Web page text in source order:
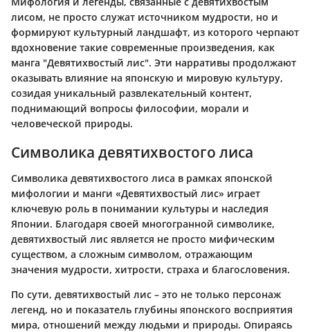
лисом, не просто служат источником мудрости, но и
формируют культурный ландшафт, из которого черпают
вдохновение такие современные произведения, как
манга "Девятихвостый лис". Эти нарративы продолжают
оказывать влияние на японскую и мировую культуру,
созидая уникальный развлекательный контент,
поднимающий вопросы философии, морали и
человеческой природы.
Символика девятихвостого лиса
Символика девятихвостого лиса в рамках японской
мифологии и манги «Девятихвостый лис» играет
ключевую роль в понимании культуры и наследия
Японии. Благодаря своей многогранной символике,
девятихвостый лис является не просто мифическим
существом, а сложным символом, отражающим
значения мудрости, хитрости, страха и благословения.
По сути, девятихвостый лис – это не только персонаж
легенд, но и показатель глубины японского восприятия
мира, отношений между людьми и природы. Опираясь